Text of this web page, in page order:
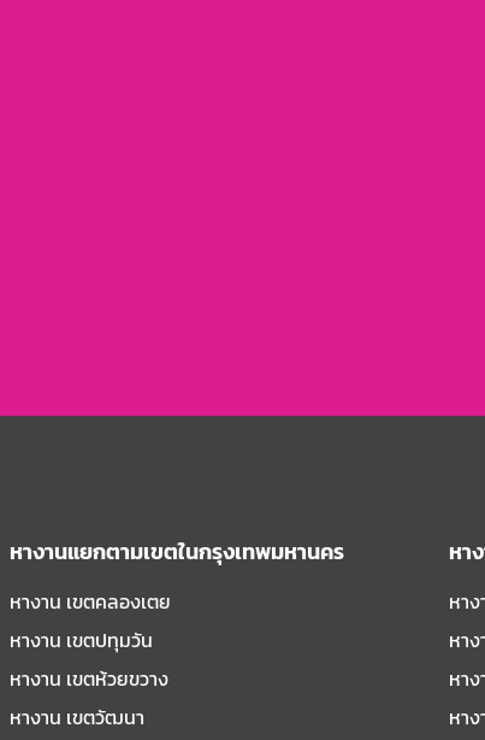
หางานแยกตามเขตในกรุงเทพมหานคร
หางาน เขตคลองเตย
หางาน เขตปทุมวัน
หางาน เขตห้วยขวาง
หางาน เขตวัฒนา
หา
หา
หา
หา
หา